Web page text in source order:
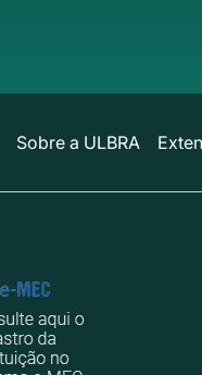
Sobre a ULBRA